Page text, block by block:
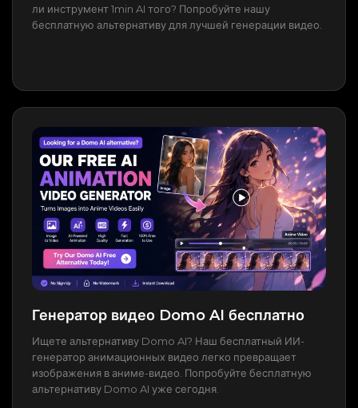
ли инструмент 1min AI того? Попробуйте нашу
бесплатную альтернативу для лучшей генерации видео.
Генератор видео Domo AI бесплатно
Ищете альтернативу Domo AI? Наш бесплатный ИИ-
генератор анимационных видео легко превращает
изображения в аниме-видео. Попробуйте бесплатную
альтернативу Domo AI уже сегодня.